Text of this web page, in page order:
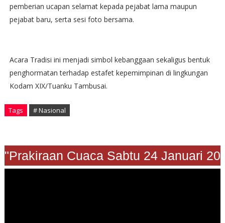
pemberian ucapan selamat kepada pejabat lama maupun
pejabat baru, serta sesi foto bersama.
‎Acara Tradisi ini menjadi simbol kebanggaan sekaligus bentuk
penghormatan terhadap estafet kepemimpinan di lingkungan
Kodam XIX/Tuanku Tambusai.
Tags # Nasional
Cuaca Sabtu 24 Januari